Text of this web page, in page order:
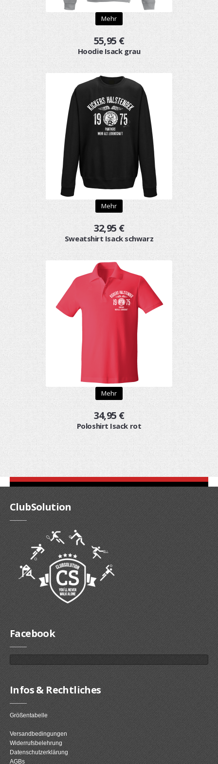
Mehr
55,95 €
Hoodie Isack grau
Mehr
32,95 €
Sweatshirt Isack schwarz
Mehr
34,95 €
Poloshirt Isack rot
ClubSolution
Facebook
Infos & Rechtliches
Größentabelle
Versandbedingungen
Widerrufsbelehrung
Datenschutzerklärung
AGBs